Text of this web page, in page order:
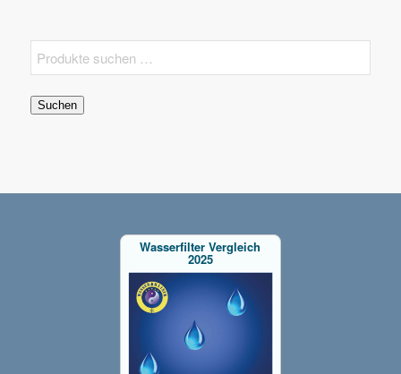
Suchen
Wasserfilter Vergleich
2025